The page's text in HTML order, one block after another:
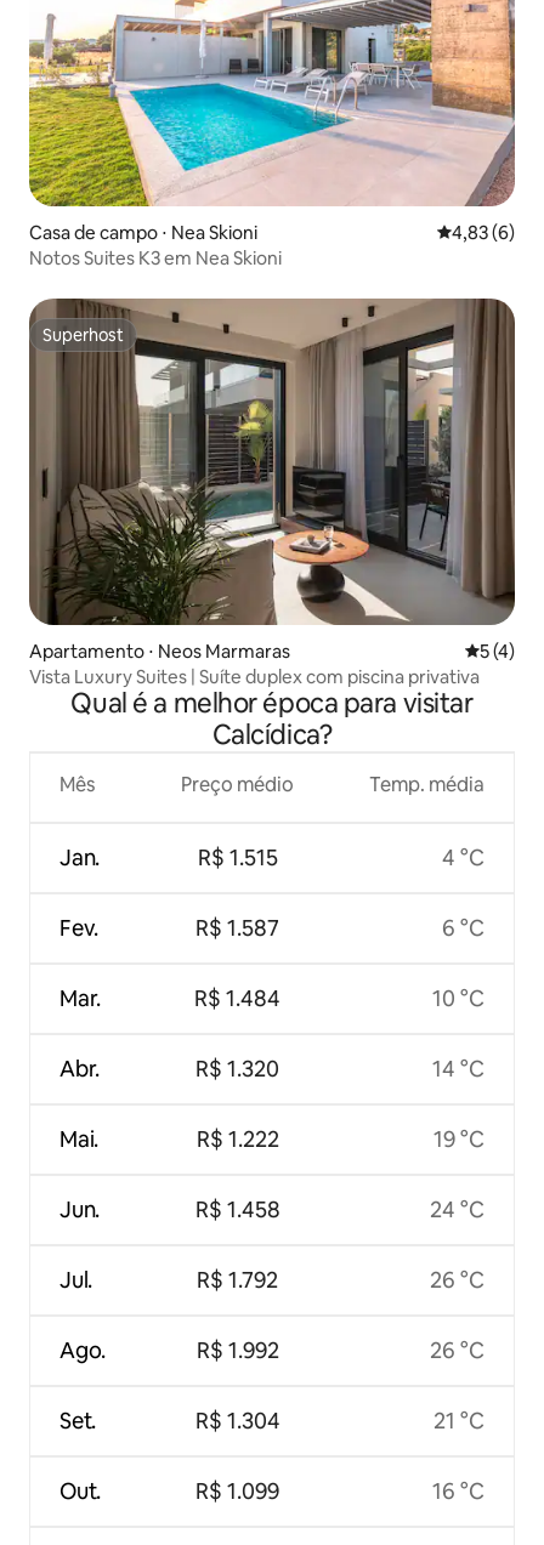
Casa de campo ⋅ Nea Skioni 4,83 de uma
4,83 (6)
Notos Suites K3 em Nea Skioni
Superhost
Superhost
Apartamento ⋅ Neos Marmaras 5 de
5 (4)
Vista Luxury Suites | Suíte duplex com piscina privativa
Qual é a melhor época para visitar
Calcídica?
Mês
Jan.
Fev.
Mar.
Abr.
Mai.
Jun.
Jul.
Ago.
Set.
Out.
Preço médio
R$ 1.515
R$ 1.587
R$ 1.484
R$ 1.320
R$ 1.222
R$ 1.458
R$ 1.792
R$ 1.992
R$ 1.304
R$ 1.099
Temp. média
4 °C
6 °C
10 °C
14 °C
19 °C
24 °C
26 °C
26 °C
21 °C
16 °C